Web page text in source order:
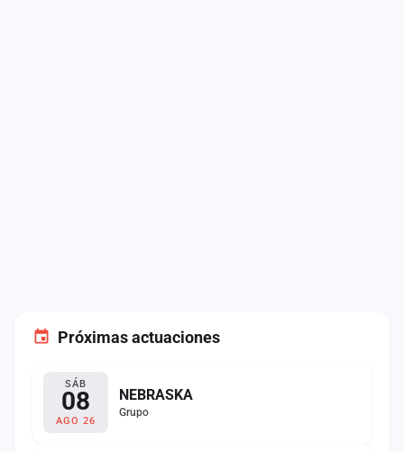
Próximas actuaciones
SÁB
08
AGO 26
NEBRASKA
Grupo